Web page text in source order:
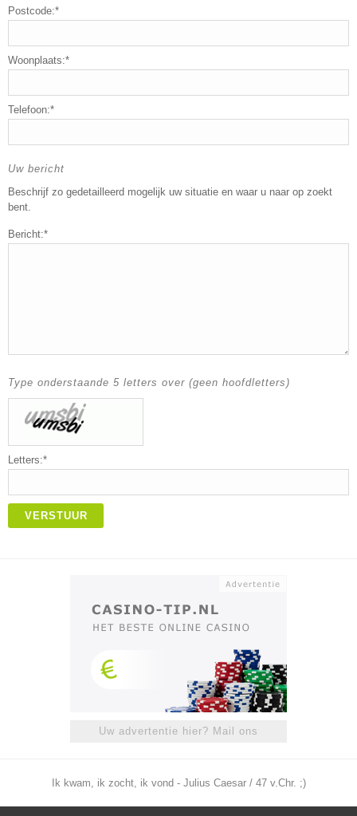
Postcode:*
Woonplaats:*
Telefoon:*
Uw bericht
Beschrijf zo gedetailleerd mogelijk uw situatie en waar u naar op zoekt
bent.
Bericht:*
Type onderstaande 5 letters over (geen hoofdletters)
Letters:*
VERSTUUR
Uw advertentie hier? Mail ons
Ik kwam, ik zocht, ik vond - Julius Caesar / 47 v.Chr. ;)